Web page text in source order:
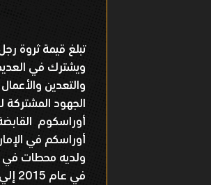
ويشترك في
والتعدين
الجهود المشتركة
أوراسكوم
أوراسكم في
ولديه محطات في
في